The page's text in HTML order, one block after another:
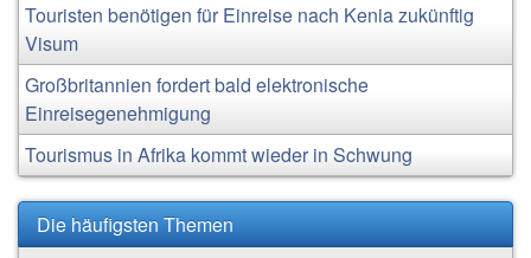
Touristen benötigen für Einreise nach Kenia zukünftig
Visum
Großbritannien fordert bald elektronische
Einreisegenehmigung
Tourismus in Afrika kommt wieder in Schwung
Die häufigsten Themen